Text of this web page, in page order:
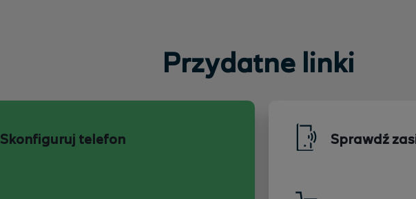
Przydatne linki
Skonfiguruj telefon Sprawdź